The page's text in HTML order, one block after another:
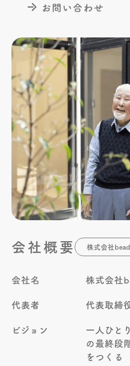
お問い合わせ
会社概要 株式会社
会社名
株式会社
代表者
代表取締
ビジョン
一人ひと
の最終段
をつくる